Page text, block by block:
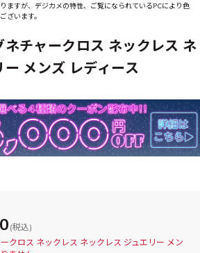
ますが、デジカメの特性、ご覧になられているPCにより色
ざいます。
ネチャークロス ネックレス ネ
ー メンズ レディース
(税込)
クロス ネックレス ネックレス ジュエリー メン